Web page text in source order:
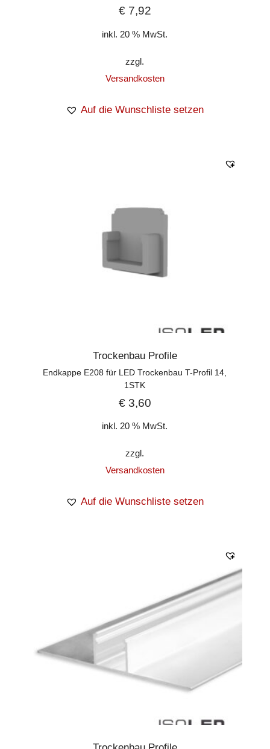
€7,92
inkl. 20 % MwSt.
zzgl.
Versandkosten
Auf die Wunschliste setzen
Trockenbau Profile
Endkappe E208 für LED Trockenbau T-Profil 14,
1STK
€3,60
inkl. 20 % MwSt.
zzgl.
Versandkosten
Auf die Wunschliste setzen